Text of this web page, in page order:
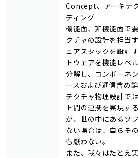
Concept、アーキテ
ディング
機能面、非機能面で
クチャの設計を担当
ェアスタックを設計
トウェアを機能レベ
分解し、コンポーネ
ースおよび通信含め
テクチャ物理設計で
ト間の連携を実現す
が、世の中にあるソ
ない場合は、自らそ
も厭わない。
また、我々はたとえ